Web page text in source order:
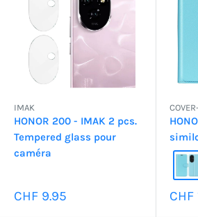
IMAK
HONOR 200 - IMAK 2 pcs.
Tempered glass pour
caméra
Prix
CHF 9.95
Prix
CHF